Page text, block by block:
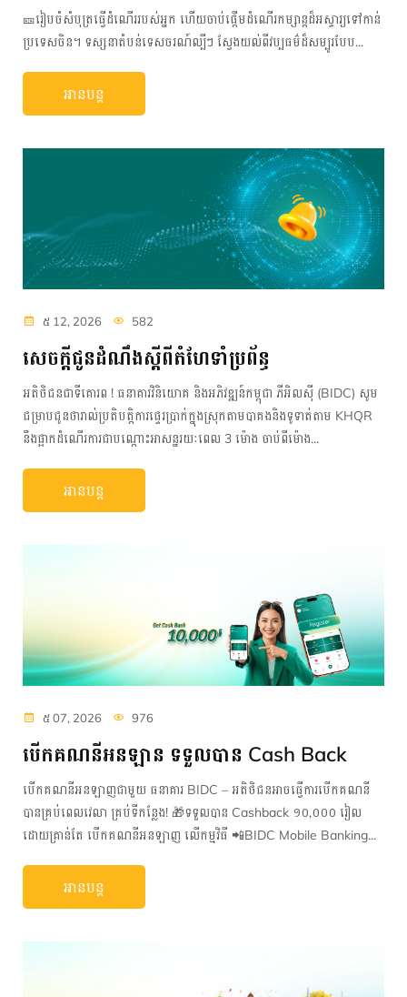
🎫រៀបចំសំបុត្រធ្វើដំណើររបស់អ្នក ហើយចាប់ផ្តើមដំណើរកម្សាន្តដ៏អស្ចារ្យទៅកាន់
ប្រទេសចិន។ ទស្សនាតំបន់ទេសចរណ៍ល្បីៗ ស្វែងយល់ពីវប្បធម៌ដ៏សម្បូរបែប...
អានបន្ត
៥ 12, 2026 582
សេចក្តីជូនដំណឹងស្តីពីតំហែទាំប្រព័ន្ធ
អតិថិជនជាទីគោរព ! ធនាគារវិនិយោគ និងអភិវឌ្ឍន៍កម្ពុជា ភីអិលស៊ី (BIDC) សូម
ជម្រាបជូនថារាល់ប្រតិបត្តិការផ្ទេរប្រាក់ក្នុងស្រុកតាមបាគងនិងទូទាត់តាម KHQR
នឹងផ្អាកដំណើរការជាបណ្តោះអាសន្នរយៈពេល 3 ម៉ោង ចាប់ពីម៉ោង...
អានបន្ត
៥ 07, 2026 976
បើកគណនីអនឡាន ទទួលបាន Cash Back
បើកគណនីអនឡាញជាមួយ ធនាគារ BIDC – អតិថិជនអាចធ្វើការបើកគណនី
បានគ្រប់ពេលវេលា គ្រប់ទីកន្លែង! 🎁ទទួលបាន Cashback ១០,០០០ រៀល
ដោយគ្រាន់តែ បើកគណនីអនឡាញ លើកម្មវិធី 📲BIDC Mobile Banking...
អានបន្ត